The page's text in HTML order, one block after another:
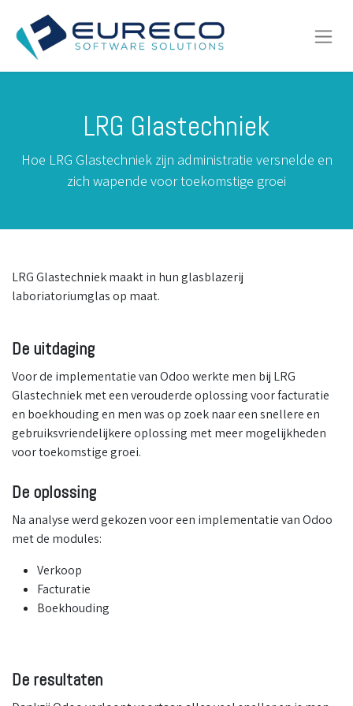
LRG Glastechniek
Hoe LRG Glastechniek zijn administratie versnelde en
zich wapende voor toekomstige groei
LRG Glastechniek maakt in hun glasblazerij
laboriatoriumglas op maat.
De uitdaging
Voor de implementatie van Odoo werkte men bij LRG
Glastechniek met een verouderde oplossing voor facturatie
en boekhouding en men was op zoek naar een snellere en
gebruiksvriendelijkere oplossing met meer mogelijkheden
voor toekomstige groei.
De oplossing
Na analyse werd gekozen voor een implementatie van Odoo
met de modules:
Verkoop
Facturatie
Boekhouding
De resultaten